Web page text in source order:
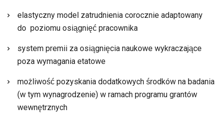
elastyczny model zatrudnienia corocznie adaptowany
do poziomu osiągnięć pracownika
system premii za osiągnięcia naukowe wykraczające
poza wymagania etatowe
możliwość pozyskania dodatkowych środków na badania
(w tym wynagrodzenie) w ramach programu grantów
wewnętrznych